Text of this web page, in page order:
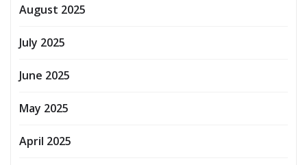
August 2025
July 2025
June 2025
May 2025
April 2025